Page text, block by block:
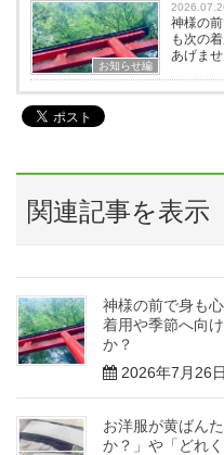
お知らせ編
神様の
も次の
あげませ
関連記事を表示
神様の前で身も
着用や季節へ向
か？
2026年7月26日
お洋服が黄ばん
か？」や「どれ